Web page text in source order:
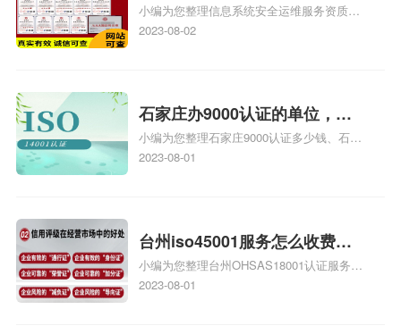
级费用，信息系统安全运维服
务资质二级
小编为您整理信息系统安全运维服务资质认
证证书机构有哪些、安全运维服务资质的费
体系认证知识，详情可查看下方正文！
2023-08-02
石家庄办9000认证的单位，石
家庄9000认证的公司
小编为您整理石家庄9000认证多少钱、石家
庄9000认证价格多少钱、石家庄9000认证
2023-08-01
台州iso45001服务怎么收费，
台州iso45001认证服务怎么收
费
小编为您整理台州OHSAS18001认证服务中
心哪家收费便宜、台州ISO9000认证，哪个
2023-08-01